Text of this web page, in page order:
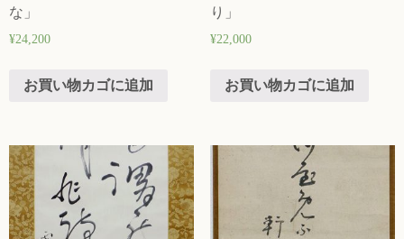
な」
¥24,200
お買い物カゴに追加
り」
¥22,000
お買い物カゴに追加